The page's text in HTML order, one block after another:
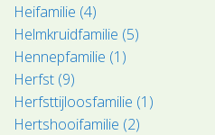
Heifamilie (4)
Helmkruidfamilie (5)
Hennepfamilie (1)
Herfst (9)
Herfsttijloosfamilie (1)
Hertshooifamilie (2)